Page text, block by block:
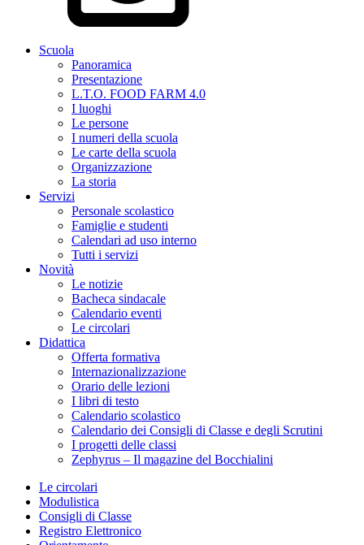
Scuola
Panoramica
Presentazione
L.T.O. FOOD FARM 4.0
I luoghi
Le persone
I numeri della scuola
Le carte della scuola
Organizzazione
La storia
Servizi
Personale scolastico
Famiglie e studenti
Calendari ad uso interno
Tutti i servizi
Novità
Le notizie
Bacheca sindacale
Calendario eventi
Le circolari
Didattica
Offerta formativa
Internazionalizzazione
Orario delle lezioni
I libri di testo
Calendario scolastico
Calendario dei Consigli di Classe e degli Scrutini
I progetti delle classi
Zephyrus – Il magazine del Bocchialini
Le circolari
Modulistica
Consigli di Classe
Registro Elettronico